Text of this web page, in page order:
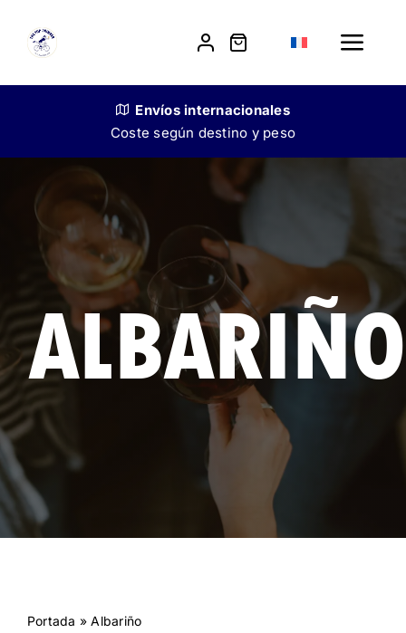
content
Toggle
Notre histoire
Vente aux restaurateurs
Contact
Envíos internacionales
Coste según destino y peso
ALBARIÑO
Portada »Albariño